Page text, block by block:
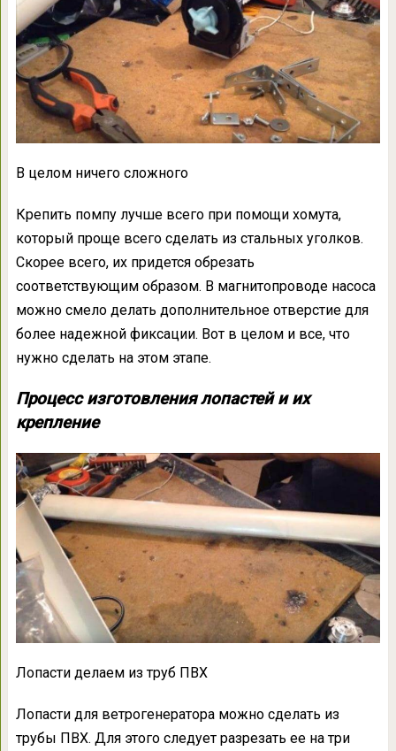
В целом ничего сложного
Крепить помпу лучше всего при помощи хомута,
который проще всего сделать из стальных уголков.
Скорее всего, их придется обрезать
соответствующим образом. В магнитопроводе насоса
можно смело делать дополнительное отверстие для
более надежной фиксации. Вот в целом и все, что
нужно сделать на этом этапе.
Процесс изготовления лопастей и их
крепление
Лопасти делаем из труб ПВХ
Лопасти для ветрогенератора можно сделать из
трубы ПВХ. Для этого следует разрезать ее на три